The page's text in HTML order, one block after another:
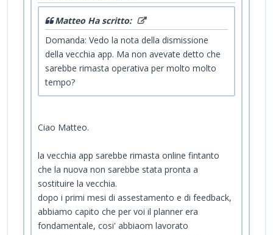
Matteo Ha scritto:
Domanda: Vedo la nota della dismissione
della vecchia app. Ma non avevate detto che
sarebbe rimasta operativa per molto molto
tempo?
Ciao Matteo.
la vecchia app sarebbe rimasta online fintanto
che la nuova non sarebbe stata pronta a
sostituire la vecchia.
dopo i primi mesi di assestamento e di feedback,
abbiamo capito che per voi il planner era
fondamentale, cosi' abbiaom lavorato